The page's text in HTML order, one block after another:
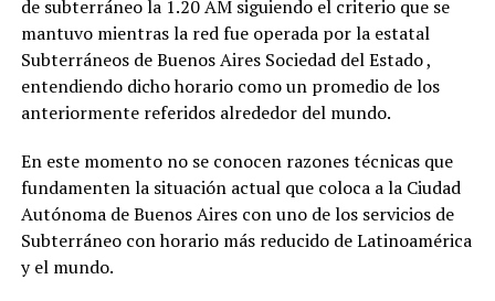
de subterráneo la 1.20 AM siguiendo el criterio que se
mantuvo mientras la red fue operada por la estatal
Subterráneos de Buenos Aires Sociedad del Estado ,
entendiendo dicho horario como un promedio de los
anteriormente referidos alrededor del mundo.
En este momento no se conocen razones técnicas que
fundamenten la situación actual que coloca a la Ciudad
Autónoma de Buenos Aires con uno de los servicios de
Subterráneo con horario más reducido de Latinoamérica
y el mundo.